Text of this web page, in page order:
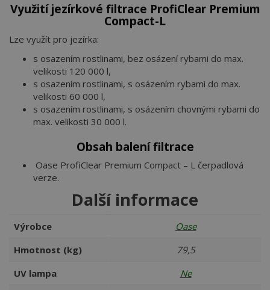
Využití jezírkové filtrace ProfiClear Premium
Compact-L
Lze využít pro jezírka:
s osazením rostlinami, bez osázení rybami do max.
velikosti 120 000 l,
s osazením rostlinami, s osázením rybami do max.
velikosti 60 000 l,
s osazením rostlinami, s osázením chovnými rybami do
max. velikosti 30 000 l.
Obsah balení filtrace
Oase ProfiClear Premium Compact – L čerpadlová
verze.
Další informace
Výrobce
Oase
Hmotnost (kg)
79,5
UV lampa
Ne